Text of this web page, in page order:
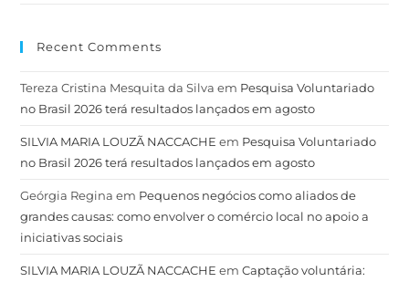
Recent Comments
Tereza Cristina Mesquita da Silva em Pesquisa Voluntariado
no Brasil 2026 terá resultados lançados em agosto
SILVIA MARIA LOUZÃ NACCACHE em Pesquisa Voluntariado
no Brasil 2026 terá resultados lançados em agosto
Geórgia Regina em Pequenos negócios como aliados de
grandes causas: como envolver o comércio local no apoio a
iniciativas sociais
SILVIA MARIA LOUZÃ NACCACHE emCaptação voluntária: